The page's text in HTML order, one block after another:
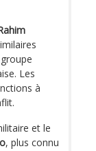
Les
à
et le
, plus connu